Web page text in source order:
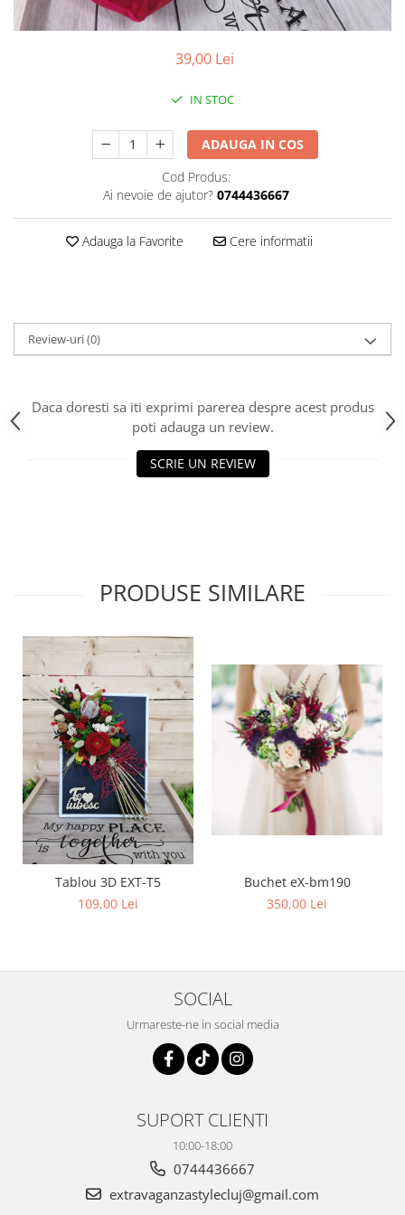
Pachete marturii
Pungi si cutii prajituri
Cutii flori de hartie
2020 Craciun si Anul Nou
2022 Crăciun
Toamna și Halloween
Valentine's Day
HOME & OFFICE Deco
39,00 Lei
IN STOC
ADAUGA IN COS
Cod Produs:
Ai nevoie de ajutor? 0744436667
Adauga la Favorite Cere informatii
Review-uri(0)
Daca doresti sa iti exprimi parerea despre acest produs
poti adauga un review.
SCRIE UN REVIEW
PRODUSE SIMILARE
Tablou 3D EXT-T5
109,00 Lei
Buchet eX-bm190
350,00 Lei
SOCIAL
Urmareste-ne in social media
SUPORT CLIENTI
10:00-18:00
0744436667
extravaganzastylecluj@gmail.com